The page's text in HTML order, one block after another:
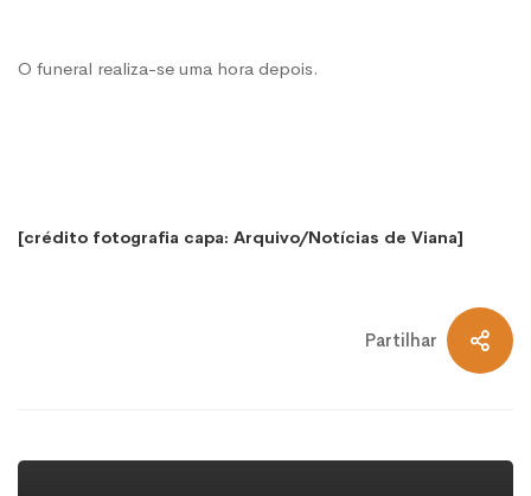
O funeral realiza-se uma hora depois.
[crédito fotografia capa: Arquivo/Notícias de Viana]
Partilhar